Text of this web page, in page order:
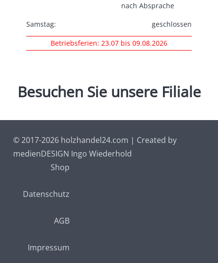
nach Absprache
Samstag:
geschlossen
Betriebsferien: 23.07 bis 09.08.2026
Besuchen Sie unsere Filiale
© 2017-2026 holzhandel24.com | Created by
medienDESIGN Ingo Wiederhold
Shop
Datenschutz
AGB
Impressum